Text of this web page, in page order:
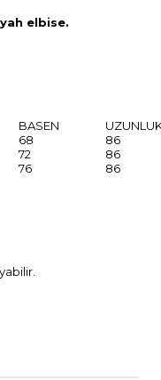
elbise.
BASEN
68
86
72
86
76 86